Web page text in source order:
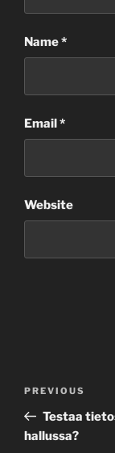
Name*
Email*
Website
Previous
Post
PREVIOUS
Testaa
hallussa?